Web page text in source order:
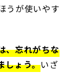
うが使いやす
、忘れがちな
しょう。いざ